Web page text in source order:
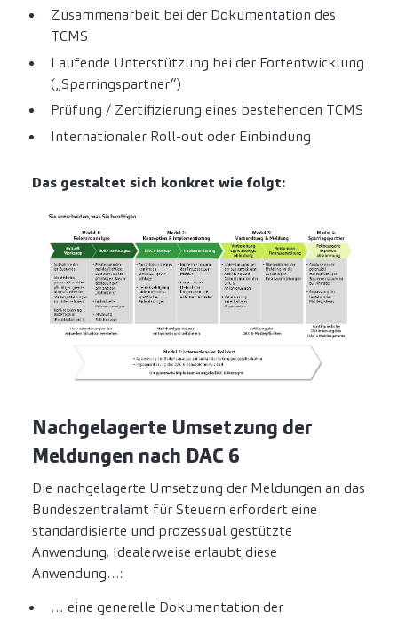
Zusammenarbeit bei der Dokumentation des
TCMS
Laufende Unterstützung bei der Fortentwicklung
(„Sparringspartner“)
Prüfung / Zertifizierung eines bestehenden TCMS
Internationaler Roll-out oder Einbindung
Das gestaltet sich konkret wie folgt:
Nachgelagerte Umsetzung der
Meldungen nach DAC 6
Die nachgelagerte Umsetzung der Meldungen an das
Bundeszentralamt für Steuern erfordert eine
standardisierte und prozessual gestützte
Anwendung. Idealerweise erlaubt diese
Anwendung…:
… eine generelle Dokumentation der